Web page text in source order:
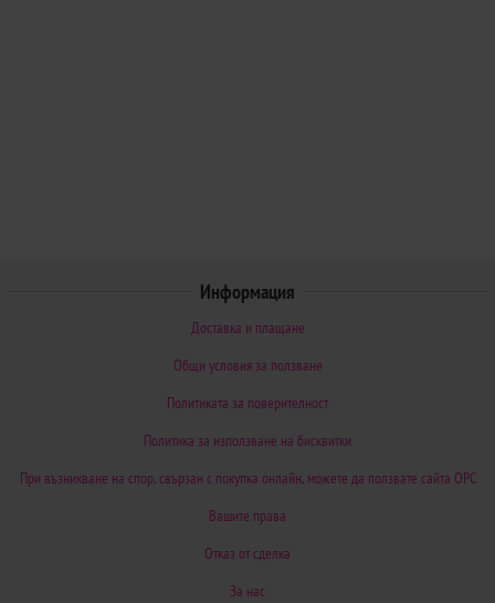
Информация
Доставка и плащане
Общи условия за ползване
Политиката за поверителност
Политика за използване на бисквитки
При възникване на спор, свързан с покупка онлайн, можете да ползвате сайта ОРС
Вашите права
Отказ от сделка
За нас